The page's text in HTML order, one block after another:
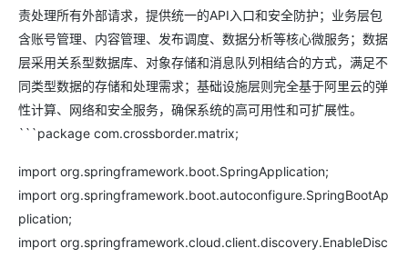
责处理所有外部请求，提供统一的API入口和安全防护；业务层包
含账号管理、内容管理、发布调度、数据分析等核心微服务；数据
层采用关系型数据库、对象存储和消息队列相结合的方式，满足不
同类型数据的存储和处理需求；基础设施层则完全基于阿里云的弹
性计算、网络和安全服务，确保系统的高可用性和可扩展性。
```package com.crossborder.matrix;
import org.springframework.boot.SpringApplication;
import org.springframework.boot.autoconfigure.SpringBootAp
plication;
import org.springframework.cloud.client.discovery.EnableDisc